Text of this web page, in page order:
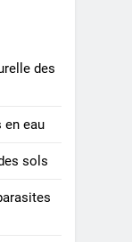
des
en eau
sols